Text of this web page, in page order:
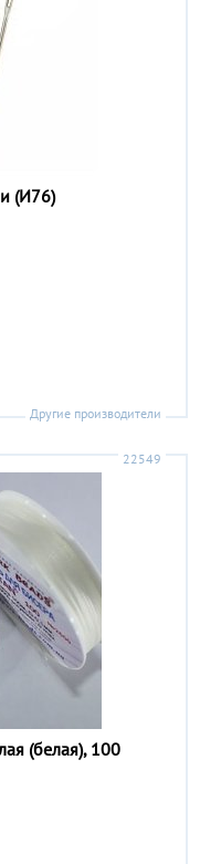
(И76)
Другие производители
22549
(белая), 100